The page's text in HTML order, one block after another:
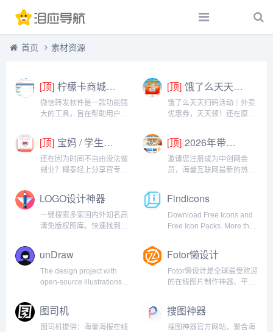
首页 素材资源
[顶] 柠檬卡商城24h自动发卡平台虚拟商品激活码自助购买商城
微信转发软件是一款功能强
大的工具，旨在帮助用户高
它提供了多种实用功能，包
括一键转发、朋友圈转发和
微信抢红包等。一键转发软
件使得用户可以轻松地将消
[顶] 饿了么天天扫码活动｜外卖优惠券，天天领！
饿了么天天扫码活动｜外卖
优惠券，天天领！还在原价
官方推出「天天扫码活
动」，用微信扫一扫，就能
领外卖专属优惠券，先领券
再下单，省钱更划算！优惠
[顶] 宝妈 / 学生党看过来！椰泰轻上分享官，时间自由，在家也能赚
还在因为时间不自由没法做
副业？椰泰轻上分享官专为
兼顾家庭的宝妈，还是想赚
生活费的学生党，都能在这
里找到适合自己的增收方
式。成为分享官，你可以自
[顶] 2026年带你闷声赚大钱，轻松月赚1000+
邀请您注册成为中创网会
员，海量互联网最新的热门
CPA，CPS，虚拟资源，各
类爆粉赚钱攻略，国内外最
新赚钱项目，都在中创网，
LOGO设计神器
一键搜索多家国内外知名高
清免版权图库。快速找到你
国内外知名免版权图库使得
您再也不用担心商用图片的
版权问题。立刻 Ctl+D 收藏
Findicons
Download Free Icons and
Free Icon Packs. More than
and ICNS icons for Mac!...
unDraw
The design project with
open-source illustrations
imagine and create. Create
be...
Fotor懒设计
Fotor懒设计是全球最受欢迎
的在线图片制作神器、平面
件之一,提供海量海报,PPT,
邀请函,banner,名片,logo等
免费设计素材和模板,可在线
图司机
图司机提供：海量海报在线
搜图神器
搜图神器官方网站，聚合海